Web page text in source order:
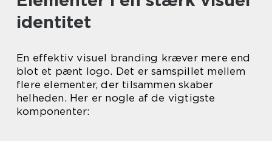
identitet
En effektiv visuel branding kræver mere end
blot et pænt logo. Det er samspillet mellem
flere elementer, der tilsammen skaber
helheden. Her er nogle af de vigtigste
komponenter: